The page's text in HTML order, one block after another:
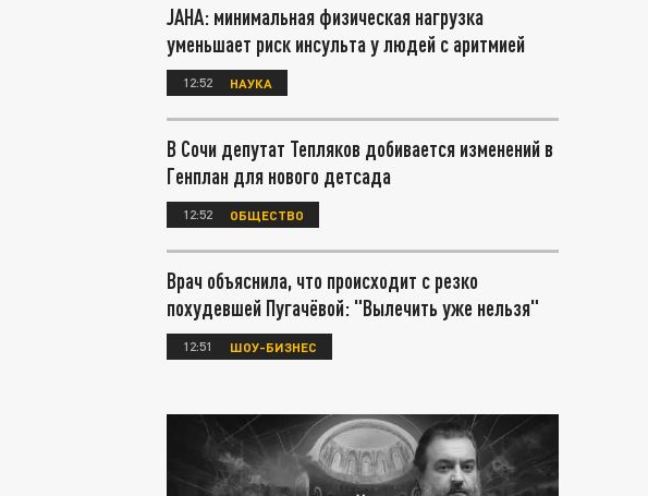
JAHA: минимальная физическая нагрузка
уменьшает риск инсульта у людей с аритмией
12:52 НАУКА
В Сочи депутат Тепляков добивается изменений в
Генплан для нового детсада
12:52 ОБЩЕСТВО
Врач объяснила, что происходит с резко
похудевшей Пугачёвой: "Вылечить уже нельзя"
12:51 ШОУ-БИЗНЕС